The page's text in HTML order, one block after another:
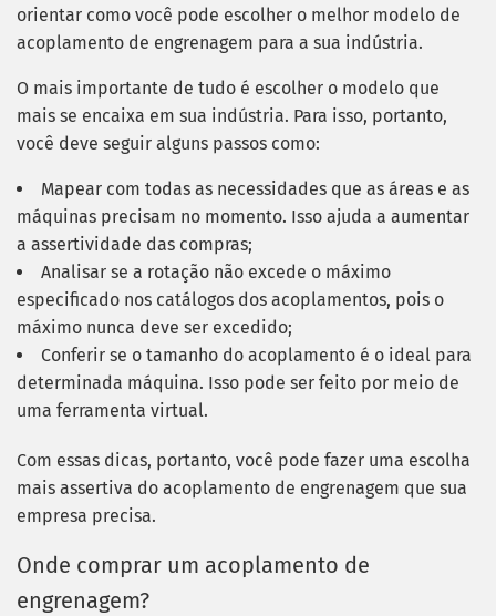
orientar como você pode escolher o melhor modelo de
acoplamento de engrenagem para a sua indústria.
O mais importante de tudo é escolher o modelo que
mais se encaixa em sua indústria. Para isso, portanto,
você deve seguir alguns passos como:
Mapear com todas as necessidades que as áreas e as
máquinas precisam no momento. Isso ajuda a aumentar
a assertividade das compras;
Analisar se a rotação não excede o máximo
especificado nos catálogos dos acoplamentos, pois o
máximo nunca deve ser excedido;
Conferir se o tamanho do acoplamento é o ideal para
determinada máquina. Isso pode ser feito por meio de
uma ferramenta virtual.
Com essas dicas, portanto, você pode fazer uma escolha
mais assertiva do acoplamento de engrenagem que sua
empresa precisa.
Onde comprar um acoplamento de
engrenagem?